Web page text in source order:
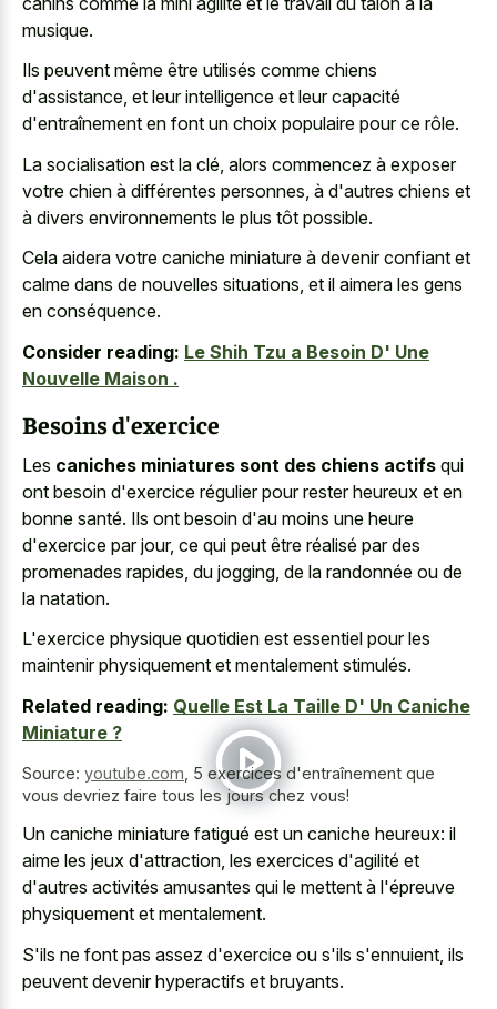
musique.
Ils peuvent même être utilisés comme chiens
d'assistance, et leur intelligence et leur capacité
d'entraînement en font un choix populaire pour ce rôle.
La socialisation est la clé, alors commencez à exposer
votre chien à différentes personnes, à d'autres chiens et
à divers environnements le plus tôt possible.
Cela aidera votre caniche miniature à devenir confiant et
calme dans de nouvelles situations, et il aimera les gens
en conséquence.
Consider reading: Le Shih Tzu a Besoin D' Une
Nouvelle Maison .
Besoins d'exercice
Les caniches miniatures sont des chiens actifs qui
ont besoin d'exercice régulier pour rester heureux et en
bonne santé. Ils ont besoin d'au moins une heure
d'exercice par jour, ce qui peut être réalisé par des
promenades rapides, du jogging, de la randonnée ou de
la natation.
L'exercice physique quotidien est essentiel pour les
maintenir physiquement et mentalement stimulés.
Related reading: Quelle Est La Taille D' Un Caniche
Miniature ?
Source: youtube.com 5 exercices d'entraînement que
vous devriez faire tous les jours chez vous!
Un caniche miniature fatigué est un caniche heureux: il
aime les jeux d'attraction, les exercices d'agilité et
d'autres activités amusantes qui le mettent à l'épreuve
physiquement et mentalement.
S'ils ne font pas assez d'exercice ou s'ils s'ennuient, ils
peuvent devenir hyperactifs et bruyants.